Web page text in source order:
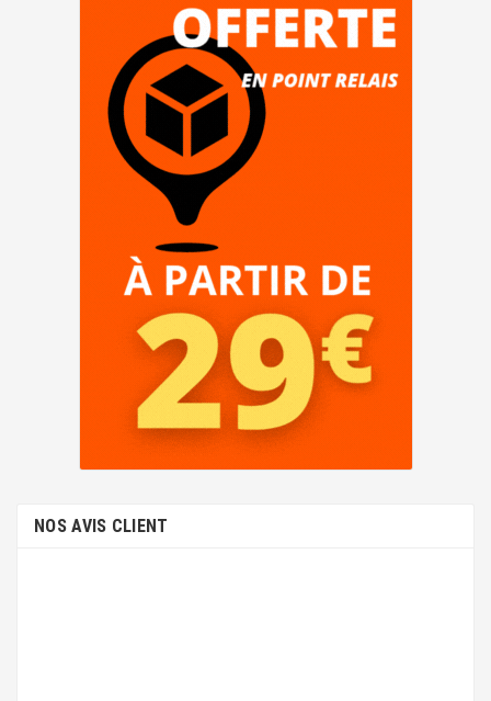
NOS AVIS CLIENT